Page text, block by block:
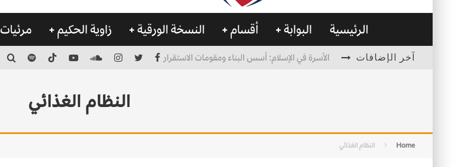
الرئيسية البوابة أقسام النسخة الورقية زاوية الحكيم مرئيات
آخر الإضافات الأسرة في الإسلام: أسس البناء ومقومات الاستقرار
النظام الغذائي
Home النظام الغذائي